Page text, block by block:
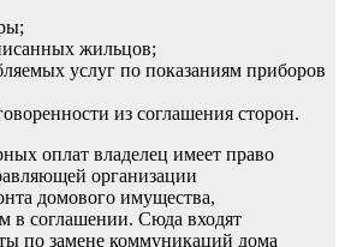
жильцов;
услуг по показаниям приборов
из соглашения сторон.
оплат владелец имеет право
организации
домового имущества,
в соглашении. Сюда входят
по замене коммуникаций дома